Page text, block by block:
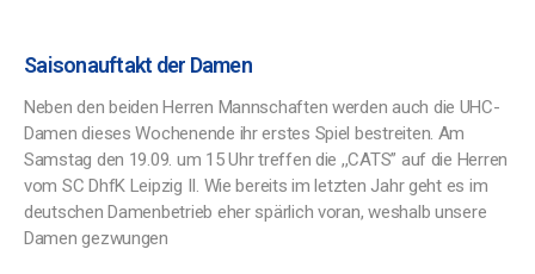
Saisonauftakt der Damen
Neben den beiden Herren Mannschaften werden auch die UHC-
Damen dieses Wochenende ihr erstes Spiel bestreiten. Am
Samstag den 19.09. um 15 Uhr treffen die ,,CATS” auf die Herren
vom SC DhfK Leipzig II. Wie bereits im letzten Jahr geht es im
deutschen Damenbetrieb eher spärlich voran, weshalb unsere
Damen gezwungen